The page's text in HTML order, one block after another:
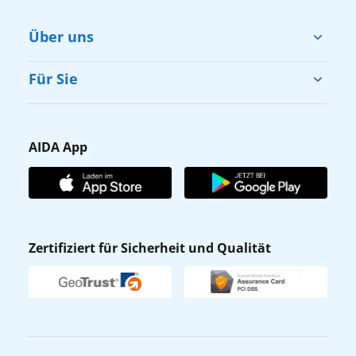
Über uns
Cruise & Help
Karriere
Affiliateprogramm
Verhaltens- & Ethikkodex
Newsletter
Für Sie
Gästefragebogen
AIDA Club
AIDA App
AIDA App
Zertifiziert für Sicherheit und Qualität